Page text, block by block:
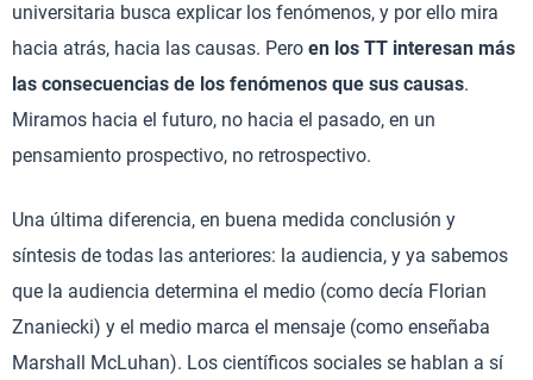
universitaria busca explicar los fenómenos, y por ello mira
hacia atrás, hacia las causas. Pero en los TT interesan más
las consecuencias de los fenómenos que sus causas.
Miramos hacia el futuro, no hacia el pasado, en un
pensamiento prospectivo, no retrospectivo.
Una última diferencia, en buena medida conclusión y
síntesis de todas las anteriores: la audiencia, y ya sabemos
que la audiencia determina el medio (como decía Florian
Znaniecki) y el medio marca el mensaje (como enseñaba
Marshall McLuhan). Los científicos sociales se hablan a sí